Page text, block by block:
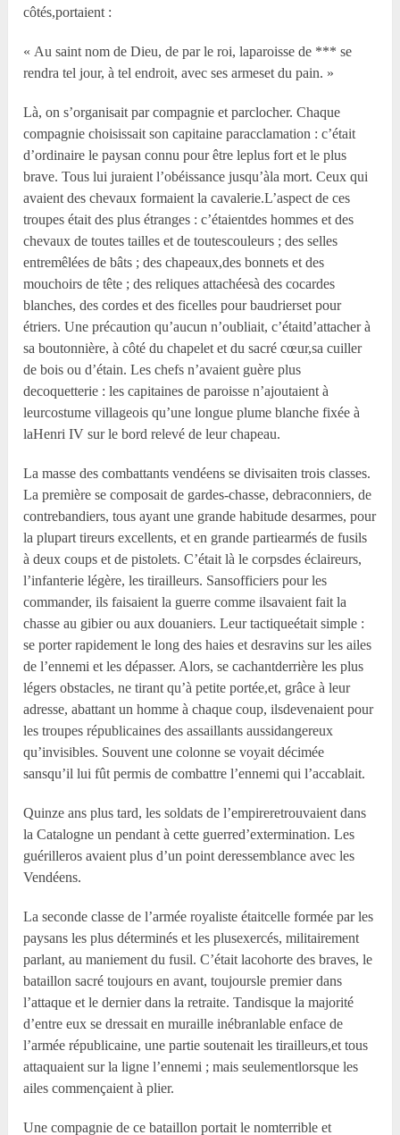
côtés,portaient :
« Au saint nom de Dieu, de par le roi, laparoisse de *** se
rendra tel jour, à tel endroit, avec ses armeset du pain. »
Là, on s’organisait par compagnie et parclocher. Chaque
compagnie choisissait son capitaine paracclamation : c’était
d’ordinaire le paysan connu pour être leplus fort et le plus
brave. Tous lui juraient l’obéissance jusqu’àla mort. Ceux qui
avaient des chevaux formaient la cavalerie.L’aspect de ces
troupes était des plus étranges : c’étaientdes hommes et des
chevaux de toutes tailles et de toutescouleurs ; des selles
entremêlées de bâts ; des chapeaux,des bonnets et des
mouchoirs de tête ; des reliques attachéesà des cocardes
blanches, des cordes et des ficelles pour baudrierset pour
étriers. Une précaution qu’aucun n’oubliait, c’étaitd’attacher à
sa boutonnière, à côté du chapelet et du sacré cœur,sa cuiller
de bois ou d’étain. Les chefs n’avaient guère plus
decoquetterie : les capitaines de paroisse n’ajoutaient à
leurcostume villageois qu’une longue plume blanche fixée à
laHenri IV sur le bord relevé de leur chapeau.
La masse des combattants vendéens se divisaiten trois classes.
La première se composait de gardes-chasse, debraconniers, de
contrebandiers, tous ayant une grande habitude desarmes, pour
la plupart tireurs excellents, et en grande partiearmés de fusils
à deux coups et de pistolets. C’était là le corpsdes éclaireurs,
l’infanterie légère, les tirailleurs. Sansofficiers pour les
commander, ils faisaient la guerre comme ilsavaient fait la
chasse au gibier ou aux douaniers. Leur tactiqueétait simple :
se porter rapidement le long des haies et desravins sur les ailes
de l’ennemi et les dépasser. Alors, se cachantderrière les plus
légers obstacles, ne tirant qu’à petite portée,et, grâce à leur
adresse, abattant un homme à chaque coup, ilsdevenaient pour
les troupes républicaines des assaillants aussidangereux
qu’invisibles. Souvent une colonne se voyait décimée
sansqu’il lui fût permis de combattre l’ennemi qui l’accablait.
Quinze ans plus tard, les soldats de l’empireretrouvaient dans
la Catalogne un pendant à cette guerred’extermination. Les
guérilleros avaient plus d’un point deressemblance avec les
Vendéens.
La seconde classe de l’armée royaliste étaitcelle formée par les
paysans les plus déterminés et les plusexercés, militairement
parlant, au maniement du fusil. C’était lacohorte des braves, le
bataillon sacré toujours en avant, toujoursle premier dans
l’attaque et le dernier dans la retraite. Tandisque la majorité
d’entre eux se dressait en muraille inébranlable enface de
l’armée républicaine, une partie soutenait les tirailleurs,et tous
attaquaient sur la ligne l’ennemi ; mais seulementlorsque les
ailes commençaient à plier.
Une compagnie de ce bataillon portait le nomterrible et